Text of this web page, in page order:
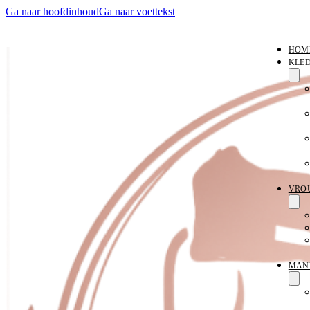
Ga naar hoofdinhoudGa naar voettekst